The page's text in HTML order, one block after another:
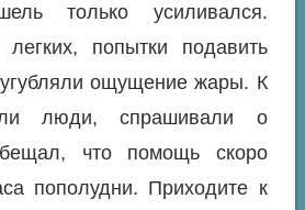
только усиливался.
попытки подавить
ощущение жары. К
люди, спрашивали о
что помощь скоро
пополудни. Приходите к